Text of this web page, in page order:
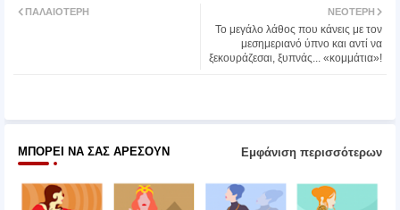
atsa
ΝΕΌΤΕΡΗ
Το μεγάλο λάθος που κάνεις με τον
μεσημεριανό ύπνο και αντί να
ξεκουράζεσαι, ξυπνάς... «κομμάτια»!
ΠΑΛΑΙΌΤΕΡΗ
ΜΠΟΡΕΊ ΝΑ ΣΑΣ ΑΡΈΣΟΥΝ Εμφάνιση περισσότερων